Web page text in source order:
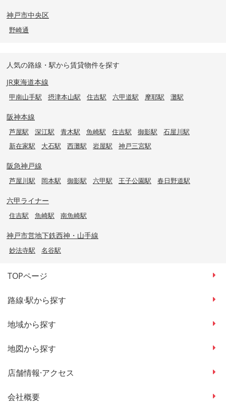
神戸市中央区
野崎通
人気の路線・駅から賃貸物件を探す
JR東海道本線
甲南山手駅 摂津本山駅 住吉駅 六甲道駅 摩耶駅 灘駅
阪神本線
芦屋駅 深江駅 青木駅 魚崎駅 住吉駅 御影駅
石屋川駅
新在家駅
大石駅 西灘駅 岩屋駅 神戸三宮駅
阪急神戸線
芦屋川駅 岡本駅 御影駅 六甲駅 王子公園駅 春日野道駅
六甲ライナー
住吉駅 魚崎駅 南魚崎駅
神戸市営地下鉄西神・山手線
妙法寺駅 名谷駅
TOPページ
路線·駅から探す
地域から探す
地図から探す
店舗情報·アクセス
会社概要